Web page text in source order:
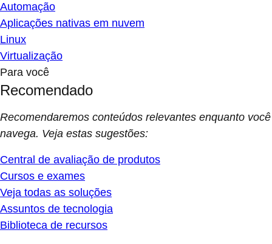
Automação
Aplicações nativas em nuvem
Linux
Virtualização
Para você
Recomendado
Recomendaremos conteúdos relevantes enquanto você
navega. Veja estas sugestões:
Central de avaliação de produtos
Cursos e exames
Veja todas as soluções
Assuntos de tecnologia
Biblioteca de recursos